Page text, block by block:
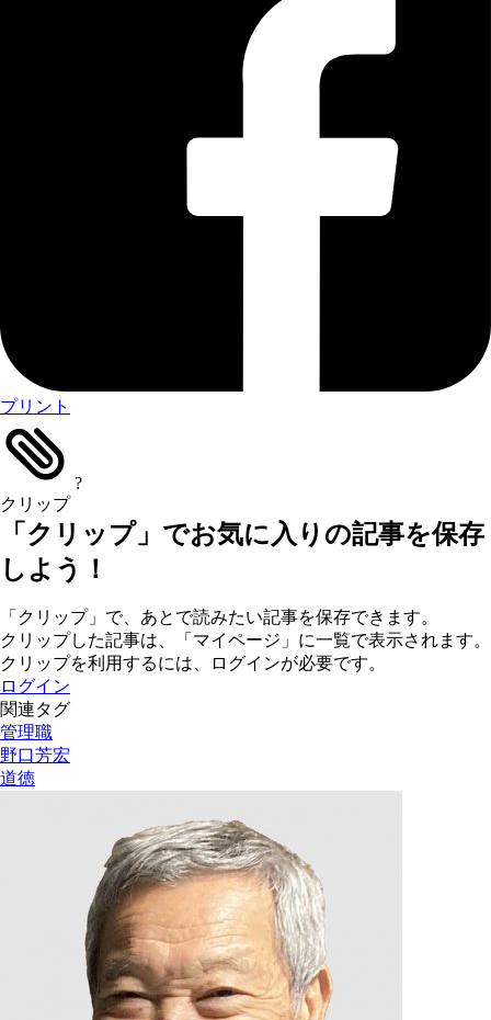
プリント
クリップ
?
「クリップ」でお気に入りの記事を保存
しよう！
「クリップ」で、あとで読みたい記事を保存できます。
クリップした記事は、「マイページ」に一覧で表示されます。
クリップを利用するには、ログインが必要です。
ログイン
関連タグ
管理職
野口芳宏
道徳